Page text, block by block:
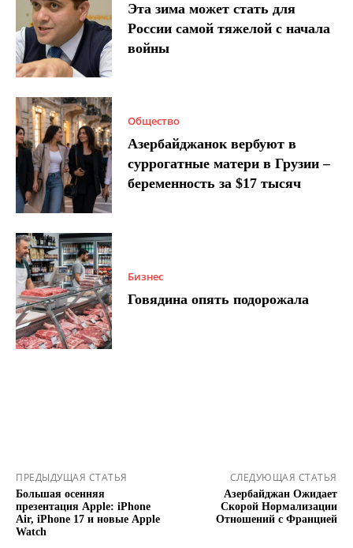
Эта зима может стать для
России самой тяжелой с начала
войны
Общество
Азербайджанок вербуют в
суррогатные матери в Грузии –
беременность за $17 тысяч
Бизнес
Говядина опять подорожала
ПРЕДЫДУЩАЯ СТАТЬЯ
Большая осенняя
презентация Apple: iPhone
Air, iPhone 17 и новые Apple
Watch
СЛЕДУЮЩАЯ СТАТЬЯ
Азербайджан Ожидает
Скорой Нормализации
Отношений с Францией